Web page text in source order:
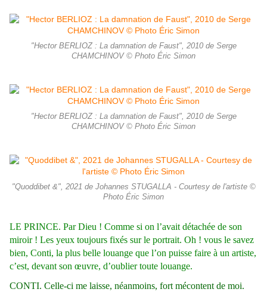
"Hector BERLIOZ : La damnation de Faust", 2010 de Serge
CHAMCHINOV © Photo Éric Simon
"Hector BERLIOZ : La damnation de Faust", 2010 de Serge
CHAMCHINOV © Photo Éric Simon
"Quoddibet &", 2021 de Johannes STUGALLA - Courtesy de l'artiste ©
Photo Éric Simon
LE PRINCE. Par Dieu ! Comme si on l’avait détachée de son
miroir ! Les yeux toujours fixés sur le portrait. Oh ! vous le savez
bien, Conti, la plus belle louange que l’on puisse faire à un artiste,
c’est, devant son œuvre, d’oublier toute louange.
CONTI. Celle-ci me laisse, néanmoins, fort mécontent de moi.